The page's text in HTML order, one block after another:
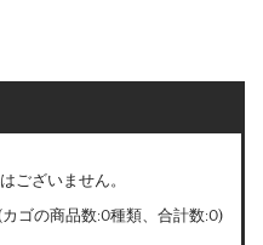
ございません。
カゴの商品数:0種類、合計数:0)